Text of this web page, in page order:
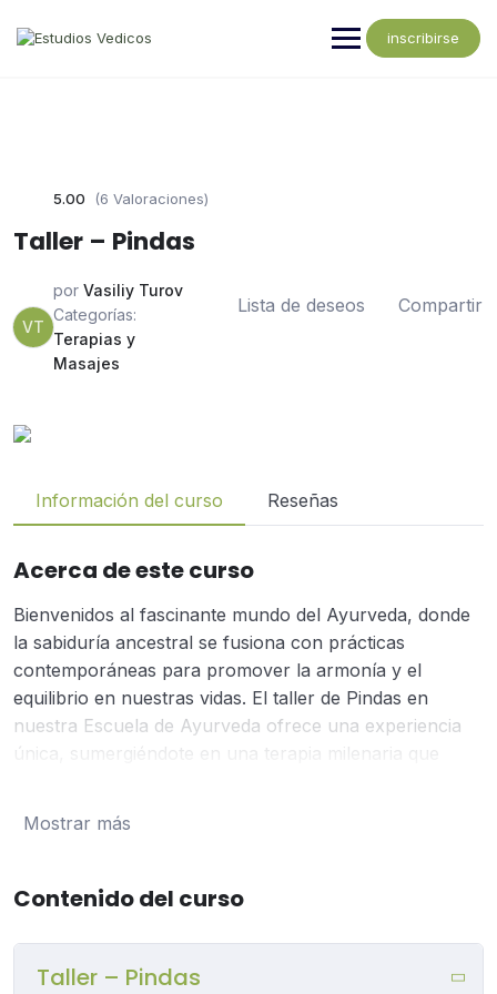
inscribirse
5.00 (6 Valoraciones)
Taller – Pindas
VT
por Vasiliy Turov
Categorías:
Terapias y
Masajes
Lista de deseos Compartir
Información del curso Reseñas
Acerca de este curso
Bienvenidos al fascinante mundo del Ayurveda, donde
la sabiduría ancestral se fusiona con prácticas
contemporáneas para promover la armonía y el
equilibrio en nuestras vidas. El taller de Pindas en
nuestra Escuela de Ayurveda ofrece una experiencia
única, sumergiéndote en una terapia milenaria que
¿Qué son las Pindas y en qué consiste el taller?
Las Pindas son bolsitas rellenas con una mezcla de
nutritivos. En el taller de Pindas, explorarás la
confección de estas bolsitas y aprenderás la técnica de
Mostrar más
Contenido del curso
Taller – Pindas